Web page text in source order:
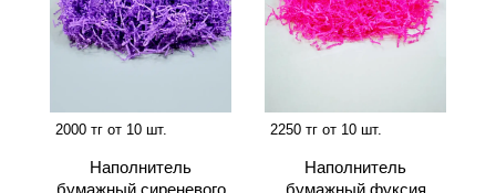
2000 тг от 10 шт.
Наполнитель
бумажный сиреневого
2250 тг от 10 шт.
Наполнитель
бумажный фуксия